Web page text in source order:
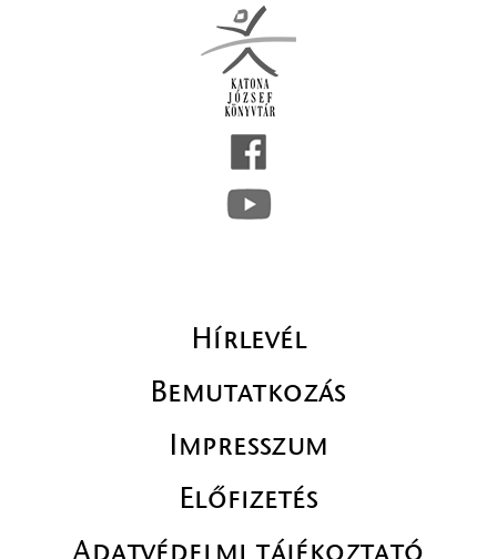
Hírlevél
Bemutatkozás
Impresszum
Előfizetés
Adatvédelmi tájékoztató